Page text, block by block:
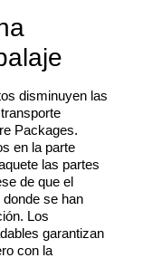
disminuyen las
Packages.
en la parte
las partes
de que el
se han
Los
garantizan
con la